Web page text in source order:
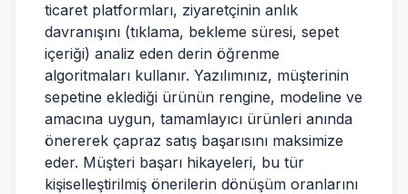
ticaret platformları, ziyaretçinin anlık
davranışını (tıklama, bekleme süresi, sepet
içeriği) analiz eden derin öğrenme
algoritmaları kullanır. Yazılımınız, müşterinin
sepetine eklediği ürünün rengine, modeline ve
amacına uygun, tamamlayıcı ürünleri anında
önererek çapraz satış başarısını maksimize
eder. Müşteri başarı hikayeleri, bu tür
kişiselleştirilmiş önerilerin dönüşüm oranlarını